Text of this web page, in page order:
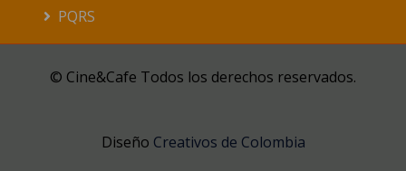
PQRS
© Cine&Cafe Todos los derechos reservados.
Diseño Creativos de Colombia